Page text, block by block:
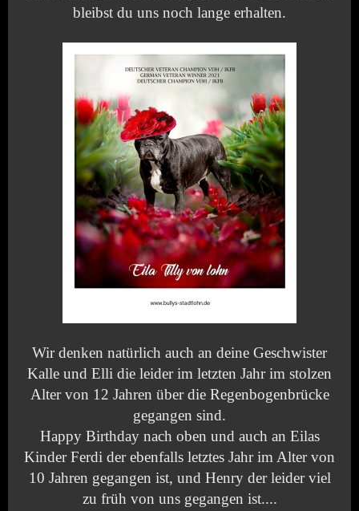
bleibst du uns noch lange erhalten.
Wir denken natürlich auch an deine Geschwister
Kalle und Elli die leider im letzten Jahr im stolzen
Alter von 12 Jahren über die Regenbogenbrücke
gegangen sind.
Happy Birthday nach oben und auch an Eilas
Kinder Ferdi der ebenfalls letztes Jahr im Alter von
10 Jahren gegangen ist, und Henry der leider viel
zu früh von uns gegangen ist....